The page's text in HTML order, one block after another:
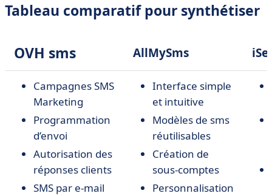
Tableau comparatif pour synthétiser
OVH sms AllMySms
Campagnes SMS
Marketing
Programmation
d’envoi
Autorisation des
réponses clients
SMS par e-mail
Interface simple
et intuitive
Modèles de sms
réutilisables
Création de
sous-comptes
Personnalisation